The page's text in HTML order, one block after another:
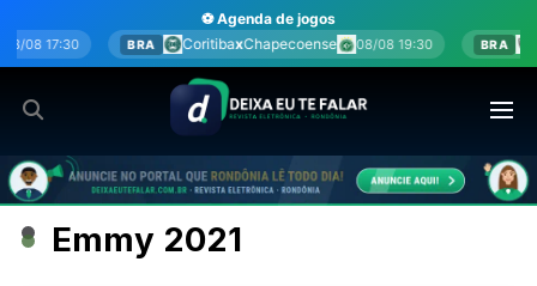
para
o
conteúdo
⚽ Agenda de jogos
BRA Coritiba xChapecoense 08/08 19:30 BRA Botafogox
Emmy 2021